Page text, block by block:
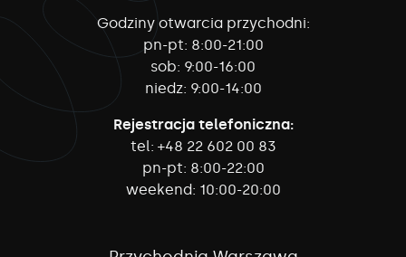
Godziny otwarcia przychodni:
pn-pt: 8:00-21:00
sob: 9:00-16:00
niedz: 9:00-14:00
Rejestracja telefoniczna:
tel: +48 22 602 00 83
pn-pt: 8:00-22:00
weekend: 10:00-20:00